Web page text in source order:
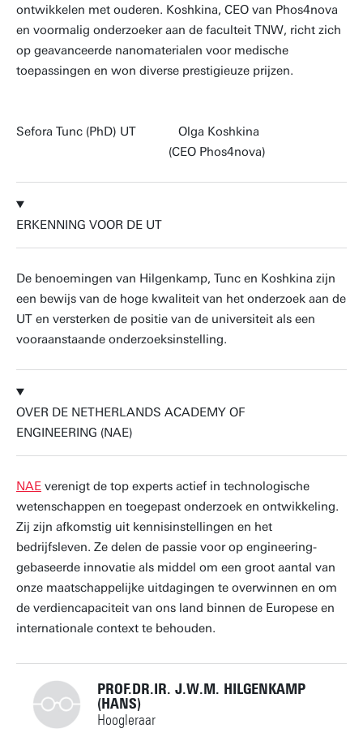
ontwikkelen met ouderen. Koshkina, CEO van Phos4nova
en voormalig onderzoeker aan de faculteit TNW, richt zich
op geavanceerde nanomaterialen voor medische
toepassingen en won diverse prestigieuze prijzen.
Sefora Tunc (PhD) UT Olga Koshkina
(CEO Phos4nova)
ERKENNING VOOR DE UT
De benoemingen van Hilgenkamp, Tunc en Koshkina zijn
een bewijs van de hoge kwaliteit van het onderzoek aan de
UT en versterken de positie van de universiteit als een
vooraanstaande onderzoeksinstelling.
OVER DE NETHERLANDS ACADEMY OF
ENGINEERING (NAE)
NAE verenigt de top experts actief in technologische
wetenschappen en toegepast onderzoek en ontwikkeling.
Zij zijn afkomstig uit kennisinstellingen en het
bedrijfsleven. Ze delen de passie voor op engineering-
gebaseerde innovatie als middel om een groot aantal van
onze maatschappelijke uitdagingen te overwinnen en om
de verdiencapaciteit van ons land binnen de Europese en
internationale context te behouden.
PROF.DR.IR. J.W.M. HILGENKAMP
(HANS)
Hoogleraar